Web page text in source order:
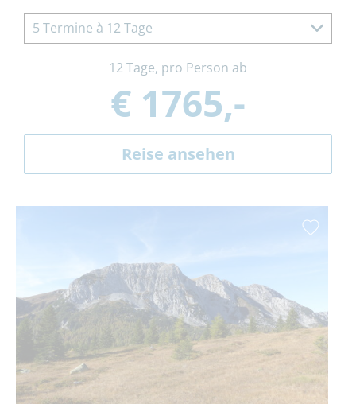
5 Termine à 12 Tage
12 Tage, pro Person ab
€ 1765,-
Reise ansehen